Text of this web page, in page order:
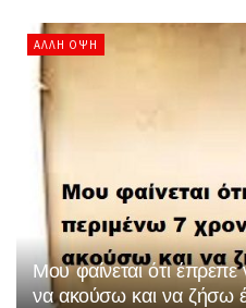
ΆΛΛΗ ΌΨΗ
Μου φαίνεται ότι
να ακούσω και να ζήσω